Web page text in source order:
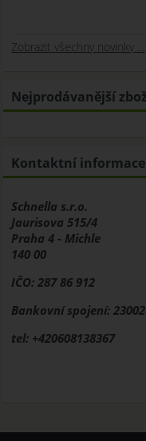
Zobrazit všechny novinky ...
Nejprodávanější
Kontaktní informace
Schnella s.r.o.
Jaurisova 515/4
Praha 4 - Michle
140 00
IČO: 287 86 912
Bankovní spojení:
tel: +420608138367